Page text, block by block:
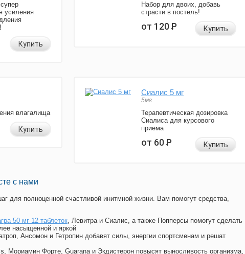
усиления
Купить
Набор для двоих, добавь
страсти в постель!
от 120Р Купить
влагалища
Купить
Сиалис 5 мг
5мг
Терапевтическая дозировка
Сиалиса для курсового
приема
от 60Р Купить
с нами
для полноценной счастливой инитмной жизни. Вам помогут средства,
50 мг 12 таблеток, Левитра и Сиалис, а также Попперсы помогут сделать
насыщенной и яркой
Ансомон и Гетропин добавят силы, энергии спортсменам и решат
Мориамин Форте, Guarana и Экдистерон повысят выносливость организма,